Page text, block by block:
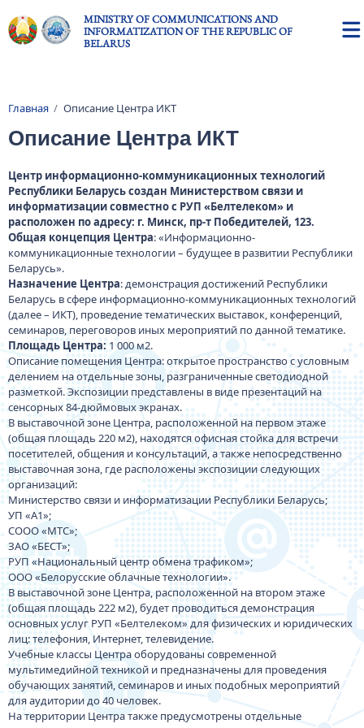
MINISTRY OF COMMUNICATIONS AND
INFORMATIZATION OF THE REPUBLIC OF
BELARUS
Breadcrumb
Главная Описание Центра ИКТ
Описание Центра ИКТ
Центр информационно-коммуникационных технологий
Республики Беларусь создан Министерством связи и
информатизации совместно с РУП «Белтелеком» и
расположен по адресу: г. Минск, пр-т Победителей, 123.
Общая концепция Центра: «Информационно-
коммуникационные технологии – будущее в развитии Республики
Беларусь».
Назначение Центра: демонстрация достижений Республики
Беларусь в сфере информационно-коммуникационных технологий
(далее – ИКТ), проведение тематических выставок, конференций,
семинаров, переговоров иных мероприятий по данной тематике.
Площадь Центра: 1 000 м2.
Описание помещения Центра: открытое пространство с условным
делением на отдельные зоны, разграниченные светодиодной
разметкой. Экспозиции представлены в виде презентаций на
сенсорных 84-дюймовых экранах.
В выставочной зоне Центра, расположенной на первом этаже
(общая площадь 220 м2), находятся офисная стойка для встречи
посетителей, общения и консультаций, а также непосредственно
выставочная зона, где расположены экспозиции следующих
организаций:
Министерство связи и информатизации Республики Беларусь;
УП «А1»;
СООО «МТС»;
ЗАО «БЕСТ»;
РУП «Национальный центр обмена трафиком»;
ООО «Белорусские облачные технологии».
В выставочной зоне Центра, расположенной на втором этаже
(общая площадь 222 м2), будет проводиться демонстрация
основных услуг РУП «Белтелеком» для физических и юридических
лиц: телефония, Интернет, телевидение.
Учебные классы Центра оборудованы современной
мультимедийной техникой и предназначены для проведения
обучающих занятий, семинаров и иных подобных мероприятий
для аудитории до 40 человек.
На территории Центра также предусмотрены отдельные